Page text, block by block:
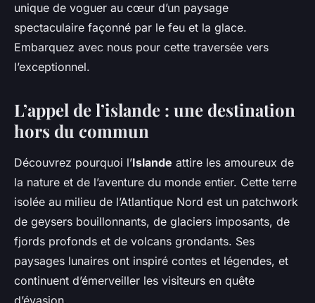
unique de voguer au cœur d’un paysage
spectaculaire façonné par le feu et la glace.
Embarquez avec nous pour cette traversée vers
l’exceptionnel.
L’appel de l’islande : une destination
hors du commun
Découvrez pourquoi l’Islande attire les amoureux de
la nature et de l’aventure du monde entier. Cette terre
isolée au milieu de l’Atlantique Nord est un patchwork
de geysers bouillonnants, de glaciers imposants, de
fjords profonds et de volcans grondants. Ses
paysages lunaires ont inspiré contes et légendes, et
continuent d’émerveiller les visiteurs en quête